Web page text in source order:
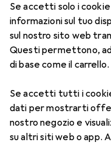
Se accetti solo i
informazioni sul tuo
sul nostro sito web
Questi permettono, ad
di base come il carrello.
Se accetti tutti i
dati per mostrarti
nostro negozio e
su altri siti web o app.
Air Optix più
-9.5, Obiettivo
Prezzo in EUR IVA incl.
EUR
55,82 EUR
9,31/1pz.